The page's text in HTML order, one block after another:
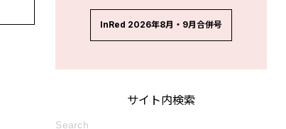
InRed 2026年8月・9月合併号
サイト内検索